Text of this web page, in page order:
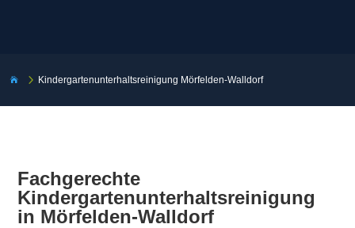
 5 Kindergartenunterhaltsreinigung Mörfelden-Walldorf
Fachgerechte
Kindergartenunterhaltsreinigung
in Mörfelden-Walldorf